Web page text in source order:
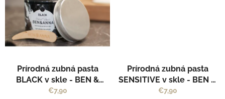
hodnotenie
produktu
je
Prírodná zubná pasta
BLACK v skle - BEN &
ANNA
€7,90
hodnotenie
produktu
je
Prírodná zubná pasta
SENSITIVE v skle - BEN &
ANNA
€7,90